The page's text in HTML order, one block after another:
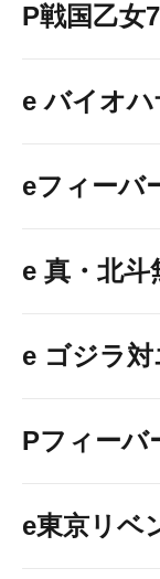
津
P戦国乙女
e バイオ
eフィーバ
e 真・北斗
e ゴジラ
Pフィーバ
e東京リベ